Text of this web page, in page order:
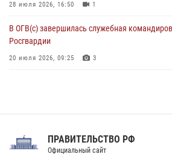
28 июля 2026, 16:50 1
В ОГВ(с) завершилась служебная
Росгвардии
20 июля 2026, 09:25 3
Праздник «Один день с Росгвардией» к 105-
ПРАВИТЕЛЬСТВО РФ
Официальный сайт